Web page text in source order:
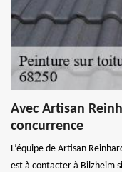
Avec Artisan
concurrence
L’équipe de Artisan
est à contacter à Bilzheim